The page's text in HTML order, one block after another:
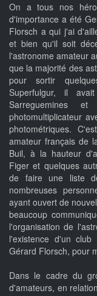
On a tous nos
d'importance a été
Florsch a qui j'ai
et bien qu'il soit
l'astronome amateur
que la majorité des
pour sortir
Superfulgur, il
Sarreguemines
photomultiplicateur
photométriques.
amateur français de
Buil, à la hauteur
Figer et quelques
de faire une liste
nombreuses
ayant ouvert de
beaucoup
l'organisation de
l'existence d'un
Gérard Florsch, pour
Dans le cadre du
d'amateurs, en